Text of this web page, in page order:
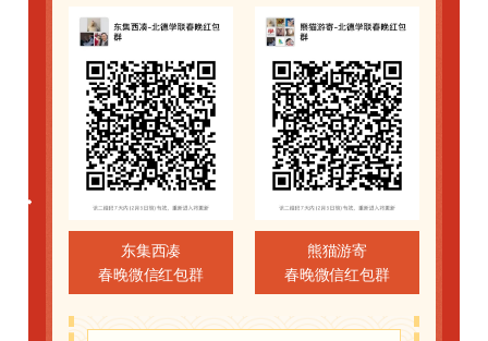
东集西凑
春晚微信红包群
熊猫游寄
春晚微信红包群